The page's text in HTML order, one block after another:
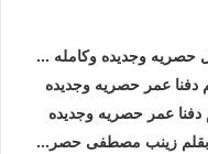
وجديده وكامله جميع الفصول
دفنا عمر حصريه وجديده
دفنا عمر حصريه وجديده
زينب مصطفى حصريه وجديده